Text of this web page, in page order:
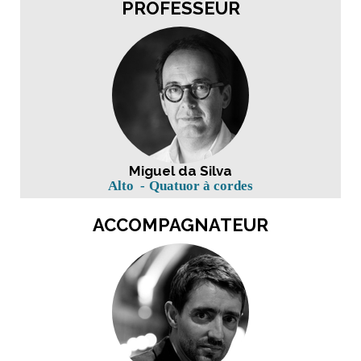
PROFESSEUR
Miguel da Silva
Alto Quatuor à cordes
ACCOMPAGNATEUR